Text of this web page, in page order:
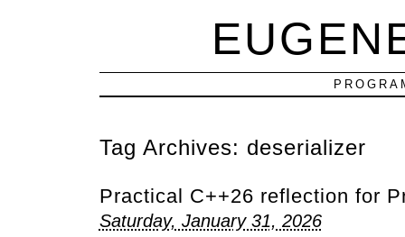
Tag Archives: deserializer
Practical C++26 reflection for
Saturday, January 31, 2026